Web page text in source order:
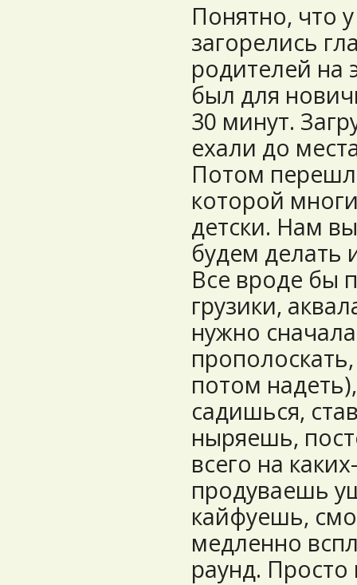
Понятно, что
загорелись
родителей на
был для
30 минут.
ехали до
Потом
которой
детски. Нам
будем делать
Все вроде бы
грузики,
нужно
потом
садишься,
ныряешь,
всего на
продуваешь
кайфуешь,
медленно
раунд. Просто